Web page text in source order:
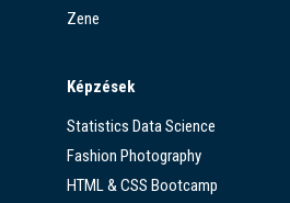
Zene
Képzések
Statistics Data Science
Fashion Photography
HTML & CSS Bootcamp